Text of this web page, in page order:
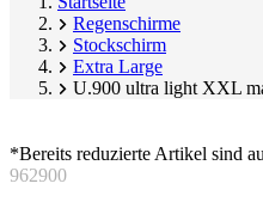
Regenschirme
Stockschirm
Extra Large
U.900 ultra light XXL
*Bereits reduzierte Artikel sind
962900